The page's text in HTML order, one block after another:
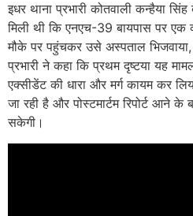
इधर थाना प्रभारी कोतवाली कन्हैया
मिली थी कि एनएच-39 बायपास पर एक
मौके पर पहुंचकर उसे अस्पताल
प्रभारी ने कहा कि प्रथम दृष्टया यह
एक्सीडेंट की धारा और मर्ग कायम कर
जा रही है और पोस्टमार्टम रिपोर्ट आने के
सकेगी।